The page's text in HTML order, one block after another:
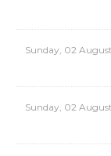
Sunday, 02 August
Sunday, 02